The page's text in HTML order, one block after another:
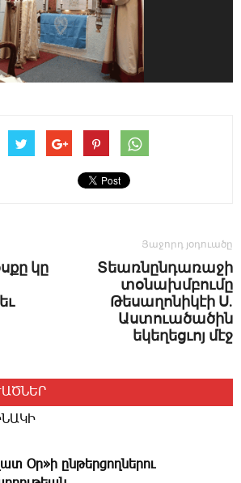
կը
Յաջորդ յօդուածը
Տեառնընդառաջի
տօնախմբումը
Թեսաղոնիկէի Ս.
Աստուածածին
եկեղեցւոյ մէջ
Օր»ի ընթերցողներու